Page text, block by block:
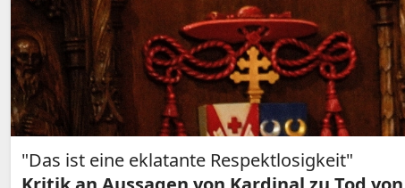
"Das ist eine eklatante Respektlosigkeit"